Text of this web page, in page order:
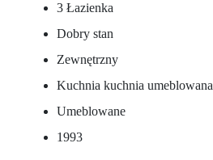
3 Łazienka
Dobry stan
Zewnętrzny
Kuchnia kuchnia umeblowana
Umeblowane
1993